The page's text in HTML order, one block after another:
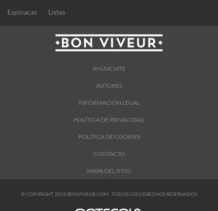
Espinacas Listas
ANÚNCIATE
AUTORES
INFORMACIÓN LEGAL
POLÍTICA DE PRIVACIDAD
POLÍTICA DE COOKIES
CONTACTO
MAPA DEL SITIO
© COPYRIGHT 2026 BONVIVEUR.COM - TODOS LOS DERECHOS RESERVADOS